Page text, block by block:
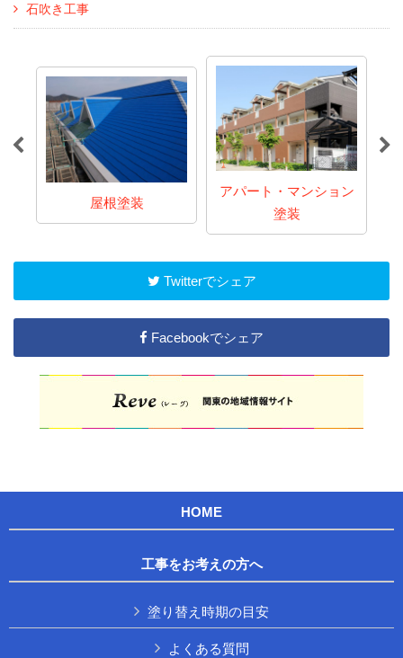
石吹き工事
屋根塗装
アパート・マンション
塗装
Twitterでシェア
Facebookでシェア
HOME
工事をお考えの方へ
塗り替え時期の目安
よくある質問